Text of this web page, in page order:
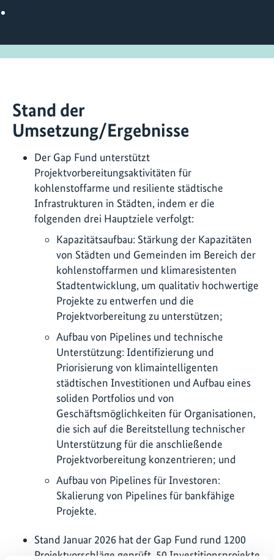
Stand der
Umsetzung/Ergebnisse
Der Gap Fund unterstützt
Projektvorbereitungsaktivitäten für
kohlenstoffarme und resiliente städtische
Infrastrukturen in Städten, indem er die
folgenden drei Hauptziele verfolgt:
Kapazitätsaufbau: Stärkung der Kapazitäten
von Städten und Gemeinden im Bereich der
kohlenstoffarmen und klimaresistenten
Stadtentwicklung, um qualitativ hochwertige
Projekte zu entwerfen und die
Projektvorbereitung zu unterstützen;
Aufbau von Pipelines und technische
Unterstützung: Identifizierung und
Priorisierung von klimaintelligenten
städtischen Investitionen und Aufbau eines
soliden Portfolios und von
Geschäftsmöglichkeiten für Organisationen,
die sich auf die Bereitstellung technischer
Unterstützung für die anschließende
Projektvorbereitung konzentrieren; und
Aufbau von Pipelines für Investoren:
Skalierung von Pipelines für bankfähige
Projekte.
Stand Januar 2026 hat der Gap Fund rund 1200
Projektvorschläge geprüft, 50 Investitionsprojekte